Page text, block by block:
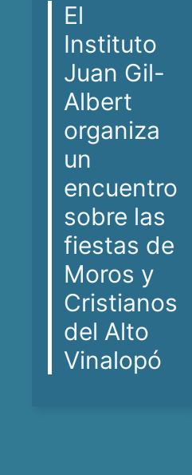
El
Instituto
Juan Gil-
Albert
organiza
un
encuentro
sobre las
fiestas de
Moros y
Cristianos
del Alto
Vinalopó